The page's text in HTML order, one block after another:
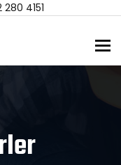
280 4151